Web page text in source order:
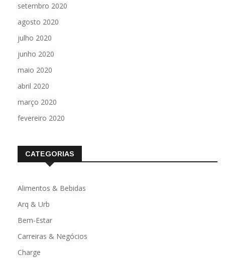
setembro 2020
agosto 2020
julho 2020
junho 2020
maio 2020
abril 2020
março 2020
fevereiro 2020
CATEGORIAS
Alimentos & Bebidas
Arq & Urb
Bem-Estar
Carreiras & Negócios
Charge